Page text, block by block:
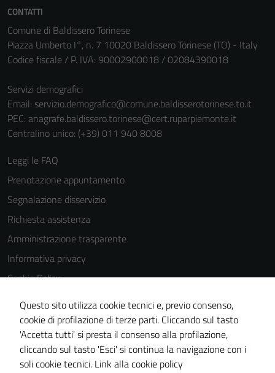
CONTATTI
Comune di Baldissero Torinese
Piazza Umberto I°, n. 7 10020 Baldissero Torinese (TO) - Italy
Codice fiscale / P. IVA: 90002900018 / 02084390018
Servizi demografici
Email: servizio.demografico@comune.baldisserotorinese.to.it
PEC: anagrafe.baldissero.torinese@cert.ruparpiemonte.it
Centralino unico: (+39) 011 940 8008
Leggi le FAQ
Prenotazione appuntamento
Segnalazione disservizio
Richiesta assistenza
Amministrazione trasparente
Informativa privacy
Cookie Policy
Note legali
Dichiarazione di accessibilità
Meccanismo di feedback
Piano di miglioramento del sito
Questo sito utilizza cookie tecnici e, previo consenso,
cookie di profilazione di terze parti. Cliccando sul tasto
'Accetta tutti' si presta il consenso alla profilazione,
cliccando sul tasto 'Esci' si continua la navigazione con i
soli cookie tecnici. Link alla cookie policy
non raccolgono
informazioni